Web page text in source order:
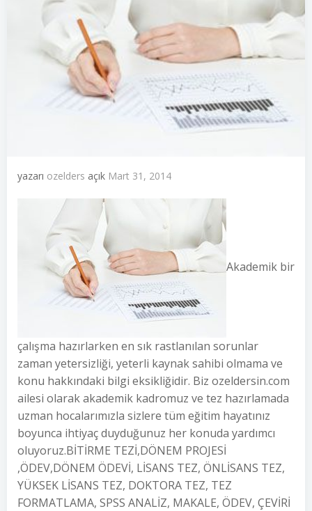
yazarı ozelders açık Mart 31, 2014
Akademik bir
çalışma hazırlarken en sık rastlanılan sorunlar
zaman yetersizliği, yeterli kaynak sahibi olmama ve
konu hakkındaki bilgi eksikliğidir. Biz ozeldersin.com
ailesi olarak akademik kadromuz ve tez hazırlamada
uzman hocalarımızla sizlere tüm eğitim hayatınız
boyunca ihtiyaç duyduğunuz her konuda yardımcı
oluyoruz.BİTİRME TEZİ,DÖNEM PROJESİ
,ÖDEV,DÖNEM ÖDEVİ, LİSANS TEZ, ÖNLİSANS TEZ,
YÜKSEK LİSANS TEZ, DOKTORA TEZ, TEZ
FORMATLAMA, SPSS ANALİZ, MAKALE, ÖDEV, ÇEVİRİ